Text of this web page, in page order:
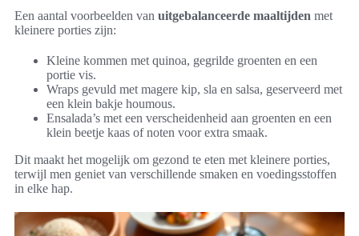
Een aantal voorbeelden van uitgebalanceerde maaltijden met
kleinere porties zijn:
Kleine kommen met quinoa, gegrilde groenten en een
portie vis.
Wraps gevuld met magere kip, sla en salsa, geserveerd met
een klein bakje houmous.
Ensalada’s met een verscheidenheid aan groenten en een
klein beetje kaas of noten voor extra smaak.
Dit maakt het mogelijk om gezond te eten met kleinere porties,
terwijl men geniet van verschillende smaken en voedingsstoffen
in elke hap.